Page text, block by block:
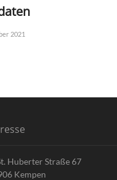
2021
Huberter Straße 67
Kempen